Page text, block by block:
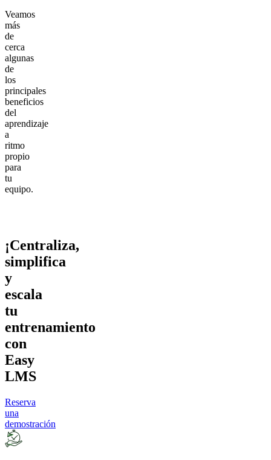
Veamos
más
de
cerca
algunas
de
los
principales
beneficios
del
aprendizaje
a
ritmo
propio
para
tu
equipo.
¡Centraliza,
simplifica
y
escala
tu
entrenamiento
con
Easy
LMS
Reserva
una
demostración